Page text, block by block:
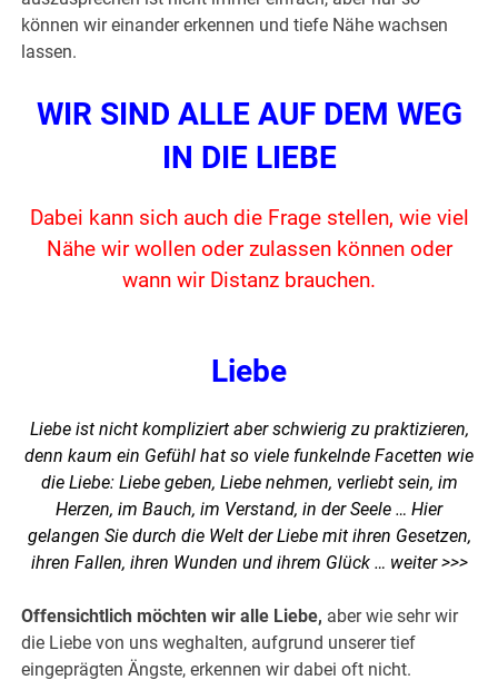
können wir einander erkennen und tiefe Nähe wachsen
lassen.
WIR SIND ALLE AUF DEM WEG
IN DIE LIEBE
Dabei kann sich auch die Frage stellen, wie viel
Nähe wir wollen oder zulassen können oder
wann wir Distanz brauchen.
Liebe
Liebe ist nicht kompliziert aber schwierig zu praktizieren,
denn kaum ein Gefühl hat so viele funkelnde Facetten wie
die Liebe: Liebe geben, Liebe nehmen, verliebt sein, im
Herzen, im Bauch, im Verstand, in der Seele … Hier
gelangen Sie durch die Welt der Liebe mit ihren Gesetzen,
ihren Fallen, ihren Wunden und ihrem Glück … weiter >>>
Offensichtlich möchten wir alle Liebe, aber wie sehr wir
die Liebe von uns weghalten, aufgrund unserer tief
eingeprägten Ängste, erkennen wir dabei oft nicht.